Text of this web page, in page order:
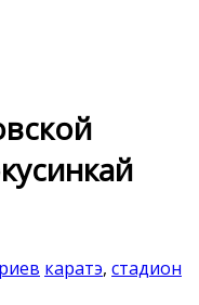
каратэ, стадион